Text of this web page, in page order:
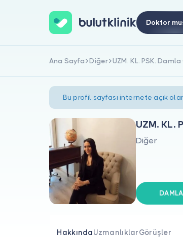
Doktor
Ana Sayfa Diğer UZM. KL. PSK.
Bu profil sayfası internete açık
UZM. KL.
Diğer
HakkındaUzmanlıklarGörüşler